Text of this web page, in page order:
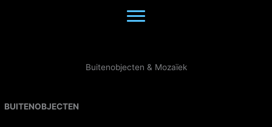
Buitenobjecten & Mozaïek
BUITENOBJECTEN